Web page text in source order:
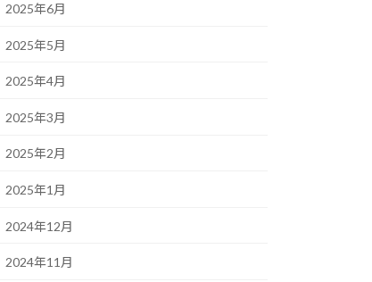
2025年6月
2025年5月
2025年4月
2025年3月
2025年2月
2025年1月
2024年12月
2024年11月